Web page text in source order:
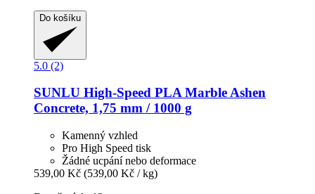
Do košíku
5.0 (2)
SUNLU High-​Speed PLA Marble Ashen
Concrete, 1,75 mm / 1000 g
Kamenný vzhled
Pro High Speed tisk
Žádné ucpání nebo deformace
539,00 Kč (539,00 Kč / kg)